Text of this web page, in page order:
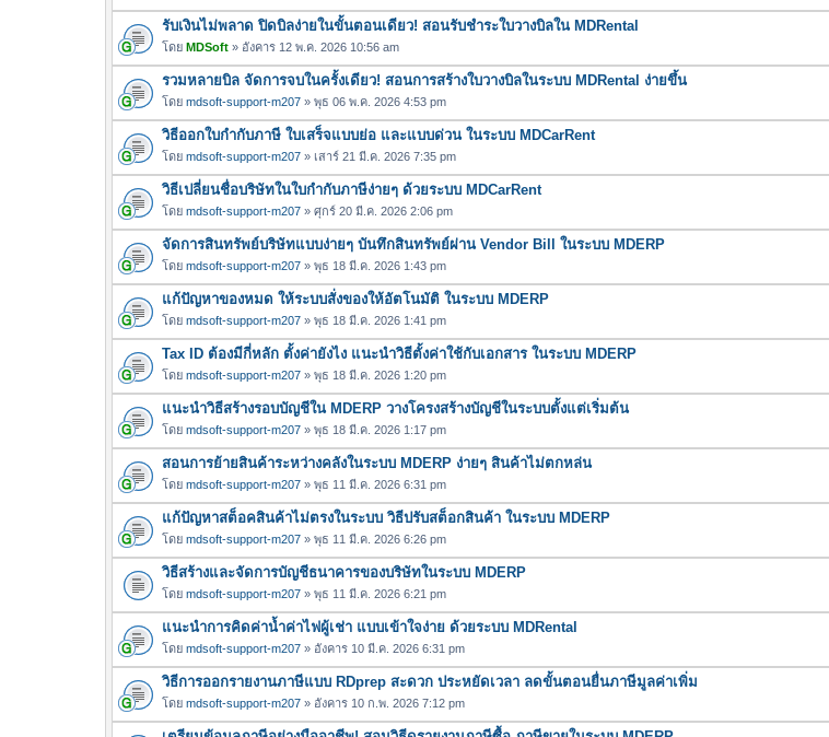
รับเงินไม่พลาด ปิดบิลง่ายในขั้นตอนเดียว! สอนรับชำระใบวางบิลใน MDRental
โดย MDSoft » อังคาร 12 พ.ค. 2026 10:56 am
รวมหลายบิล จัดการจบในครั้งเดียว! สอนการสร้างใบวางบิลในระบบ MDRental ง่ายขึ้น
โดย mdsoft-support-m207 » พุธ 06 พ.ค. 2026 4:53 pm
วิธีออกใบกำกับภาษี ใบเสร็จแบบย่อ และแบบด่วน ในระบบ MDCarRent
โดย mdsoft-support-m207 » เสาร์ 21 มี.ค. 2026 7:35 pm
วิธีเปลี่ยนชื่อบริษัทในใบกำกับภาษีง่ายๆ ด้วยระบบ MDCarRent
โดย mdsoft-support-m207 » ศุกร์ 20 มี.ค. 2026 2:06 pm
จัดการสินทรัพย์บริษัทแบบง่ายๆ บันทึกสินทรัพย์ผ่าน Vendor Bill ในระบบ MDERP
โดย mdsoft-support-m207 » พุธ 18 มี.ค. 2026 1:43 pm
แก้ปัญหาของหมด ให้ระบบสั่งของให้อัตโนมัติ ในระบบ MDERP
โดย mdsoft-support-m207 » พุธ 18 มี.ค. 2026 1:41 pm
Tax ID ต้องมีกี่หลัก ตั้งค่ายังไง แนะนำวิธีตั้งค่าใช้กับเอกสาร ในระบบ MDERP
โดย mdsoft-support-m207 » พุธ 18 มี.ค. 2026 1:20 pm
แนะนำวิธีสร้างรอบบัญชีใน MDERP วางโครงสร้างบัญชีในระบบตั้งแต่เริ่มต้น
โดย mdsoft-support-m207 » พุธ 18 มี.ค. 2026 1:17 pm
สอนการย้ายสินค้าระหว่างคลังในระบบ MDERP ง่ายๆ สินค้าไม่ตกหล่น
โดย mdsoft-support-m207 » พุธ 11 มี.ค. 2026 6:31 pm
แก้ปัญหาสต็อคสินค้าไม่ตรงในระบบ วิธีปรับสต็อกสินค้า ในระบบ MDERP
โดย mdsoft-support-m207 » พุธ 11 มี.ค. 2026 6:26 pm
วิธีสร้างและจัดการบัญชีธนาคารของบริษัทในระบบ MDERP
โดย mdsoft-support-m207 » พุธ 11 มี.ค. 2026 6:21 pm
แนะนำการคิดค่าน้ำค่าไฟผู้เช่า แบบเข้าใจง่าย ด้วยระบบ MDRental
โดย mdsoft-support-m207 » อังคาร 10 มี.ค. 2026 6:31 pm
วิธีการออกรายงานภาษีแบบ RDprep สะดวก ประหยัดเวลา ลดขั้นตอนยื่นภาษีมูลค่าเพิ่ม
โดย mdsoft-support-m207 » อังคาร 10 ก.พ. 2026 7:12 pm